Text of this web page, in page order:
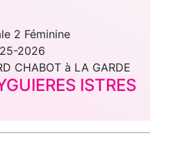
2 Féminine
2026
CHABOT à LA GARDE
ISTRES